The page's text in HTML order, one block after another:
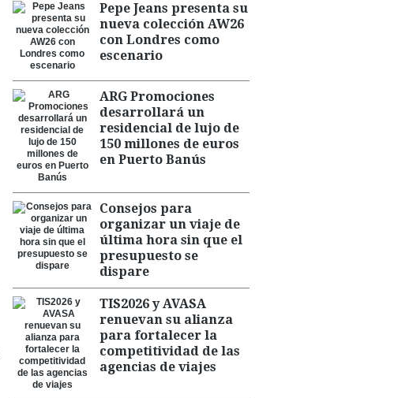
Pepe Jeans presenta su
nueva colección AW26
con Londres como
escenario
ARG Promociones
desarrollará un
residencial de lujo de
150 millones de euros
en Puerto Banús
Consejos para
organizar un viaje de
última hora sin que el
presupuesto se
dispare
TIS2026 y AVASA
renuevan su alianza
para fortalecer la
competitividad de las
agencias de viajes